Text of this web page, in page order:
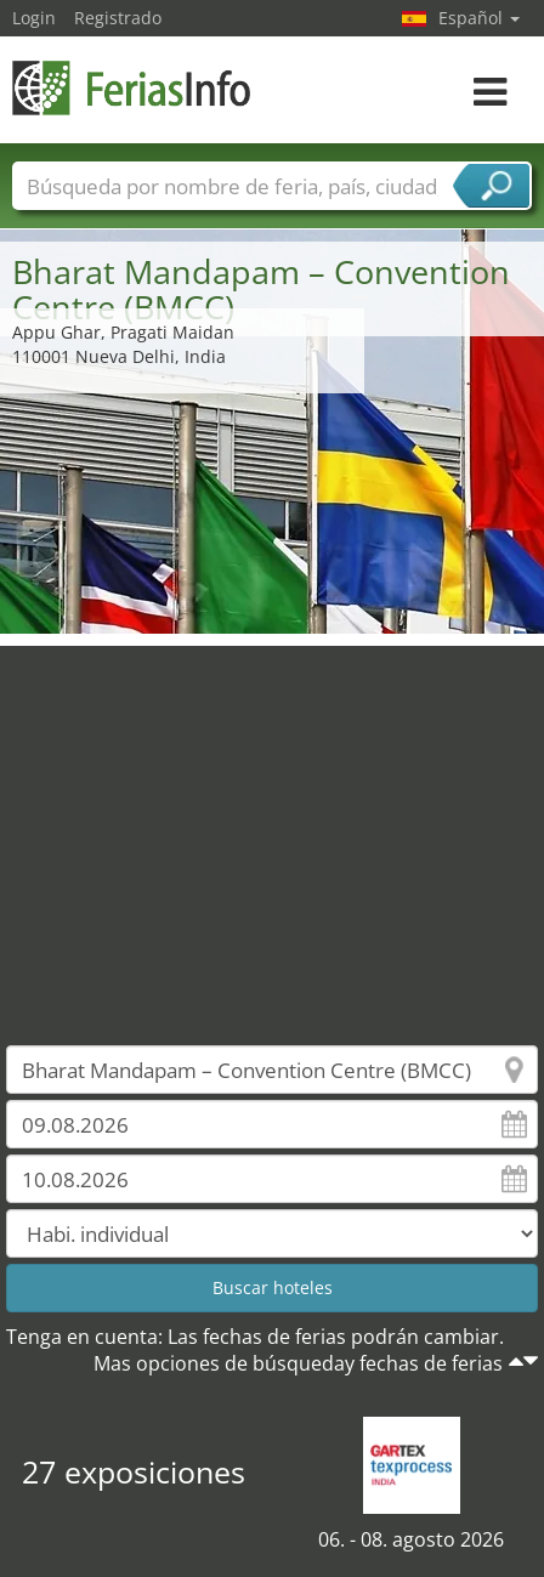
Bharat Mandapam – Convention
Centre (BMCC)
Appu Ghar, Pragati Maidan
110001 Nueva Delhi, India
Tenga en cuenta: Las fechas de ferias podrán cambiar.
Mas opciones de búsqueday fechas de ferias
27 exposiciones
06. - 08. agosto 2026
Login Registrado Español
toggle
Nombres de ferias Países
Ciudades
Sectores de ferias
Sectores de proveedor de servicios